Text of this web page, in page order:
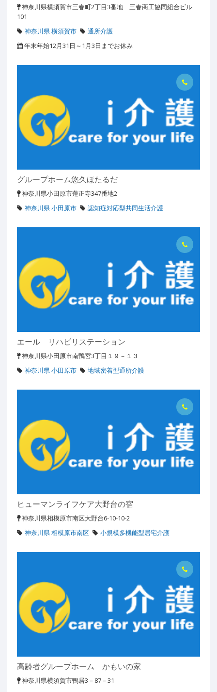
神奈川県横須賀市三春町2丁目3番地 三春商工協同組合ビル
101
神奈川県 横須賀市
通所介護
年末年始12月31日～1月3日までお休み
グループホーム悠久ほたるだ
神奈川県小田原市蓮正寺347番地2
神奈川県 小田原市
認知症対応型共同生活介護
エール リハビリステーション
神奈川県小田原市南鴨宮3丁目１９－１３
神奈川県 小田原市
地域密着型通所介護
ヒューマンライフケア大野台の宿
神奈川県相模原市南区大野台6-10-10-2
神奈川県 相模原市南区
小規模多機能型居宅介護
高齢者グループホーム かもいの家
神奈川県横須賀市鴨居3－87－31